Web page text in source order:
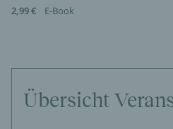
2,99 €
E-Book
Übersicht